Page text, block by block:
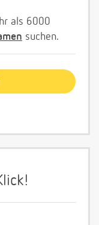
als 6000
suchen.